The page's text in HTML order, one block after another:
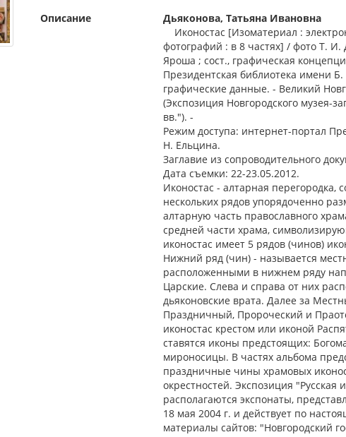
Описание
Дьяконова, Татьяна Ивановна
Иконостас [Изоматериал :
фотографий : в 8 частях] / фото Т.
Яроша ; сост., графическая
Президентская библиотека имени
графические данные. - Великий
(Экспозиция Новгородского музея-
вв."). -
Режим доступа: интернет-портал
Н. Ельцина.
Заглавие из сопроводительного
Дата съемки: 22-23.05.2012.
Иконостас - алтарная перегородка,
нескольких рядов упорядоченно
алтарную часть православного
средней части храма,
иконостас имеет 5 рядов (чинов)
Нижний ряд (чин) - называется
расположенными в нижнем ряду
Царские. Слева и справа от них
дьяконовские врата. Далее за
Праздничный, Пророческий и
иконостас крестом или иконой
ставятся иконы предстоящих:
мироносицы. В частях альбома
праздничные чины храмовых
окрестностей. Экспозиция "Русская
располагаются экспонаты,
18 мая 2004 г. и действует по
материалы сайтов: "Новгородский